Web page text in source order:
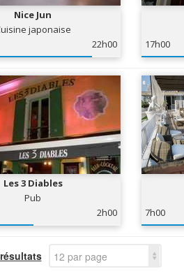
Nice Jun
japonaise
22h00
17h00
Les 3 Diables
Pub
2h00
7h00
12 par page